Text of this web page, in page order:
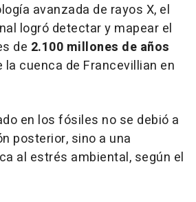
avanzada de rayos X, el
logró detectar y mapear el
de 2.100 millones de años
la cuenca de Francevillian en
en los fósiles no se debió a
posterior, sino a una
al estrés ambiental, según el